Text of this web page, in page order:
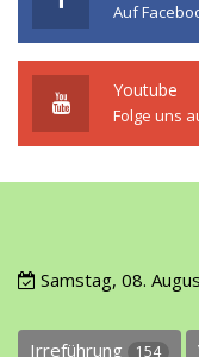
Auf
Youtube
Folge uns
Samstag, 08.
Irreführung 154